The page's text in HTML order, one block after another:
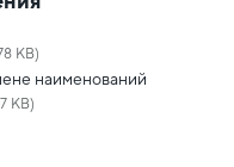
KB)
наименований
KB)